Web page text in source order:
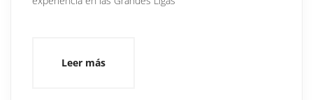
Leer más